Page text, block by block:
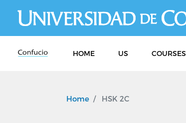
HOME US COURSES
Home HSK 2C